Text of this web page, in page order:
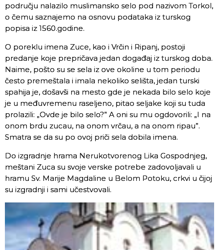
području nalazilo muslimansko selo pod nazivom Torkol,
o čemu saznajemo na osnovu podataka iz turskog
popisa iz 1560.godine.
O poreklu imena Zuce, kao i Vrčin i Ripanj, postoji
predanje koje prepričava jedan događaj iz turskog doba.
Naime, pošto su se sela iz ove okoline u tom periodu
često premeštala i imala nekoliko selišta, jedan turski
spahija je, došavši na mesto gde je nekada bilo selo koje
je u međuvremenu raseljeno, pitao seljake koji su tuda
prolazili: „Ovde je bilo selo?” A oni su mu ogdovorili: „I na
onom brdu zucau, na onom vrčau, a na onom ripau”.
Smatra se da su po ovoj priči sela dobila imena.
Do izgradnje hrama Nerukotvorenog Lika Gospodnjeg,
meštani Zuca su svoje verske potrebe zadovoljavali u
hramu Sv. Marije Magdaline u Belom Potoku, crkvi u čijoj
su izgradnji i sami učestvovali.